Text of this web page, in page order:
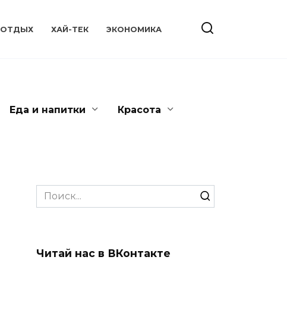
ОТДЫХ ХАЙ-ТЕК ЭКОНОМИКА
Еда и напитки Красота
Search
for:
Читай нас в ВКонтакте